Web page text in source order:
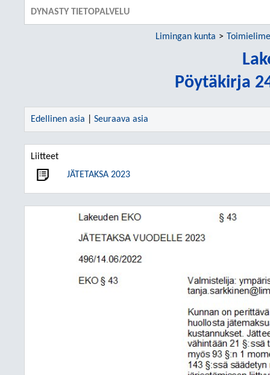
DYNASTY TIETOPALVELU
Limingan kunta
Pöytäkirja
Edellinen asia Seuraava asia
Liitteet
JÄTETAKSA 2023